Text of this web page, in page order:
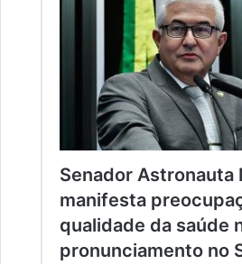
Senador Astronauta
manifesta
qualidade da saúde
pronunciamento no